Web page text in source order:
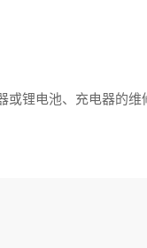
锂电池、充电器的维